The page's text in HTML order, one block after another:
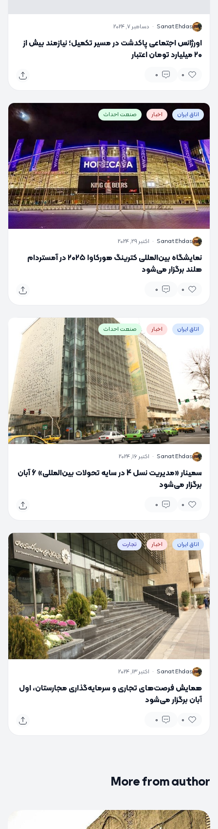
S
Sanat Ehdas
· دسامبر 7, 2024
اورژانس اجتماعی پاکدشت در مسیر تکمیل؛ نیازمند بیش از
۲۰ میلیارد تومان اعتبار
0
0
اتاق ایران اخبار صنعت احداث
S
Sanat Ehdas
· اکتبر 29, 2024
نمایشگاه بین‌المللی کترینگ هورکاوا ۲۰۲۵ در آمستردام
هلند برگزار می‌شود
0
0
اتاق ایران اخبار صنعت احداث
S
Sanat Ehdas
· اکتبر 16, 2024
سمینار «مدیریت نسل 4 در سایه تحولات بین‌المللی» 6 آبان
برگزار می‌شود
0
0
اتاق ایران اخبار تجارت
S
Sanat Ehdas
· اکتبر 13, 2024
همایش فرصت‌های تجاری و سرمایه‌گذاری مجارستان، اول
آبان برگزار می‌شود
0
0
More from author
0